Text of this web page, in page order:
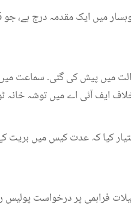
میں پیش کی گئی۔ سماعت
ایف آئی اے میں توشہ خانہ
کیا کہ عدت کیس میں بریت
فراہمی پر درخواست پولیس